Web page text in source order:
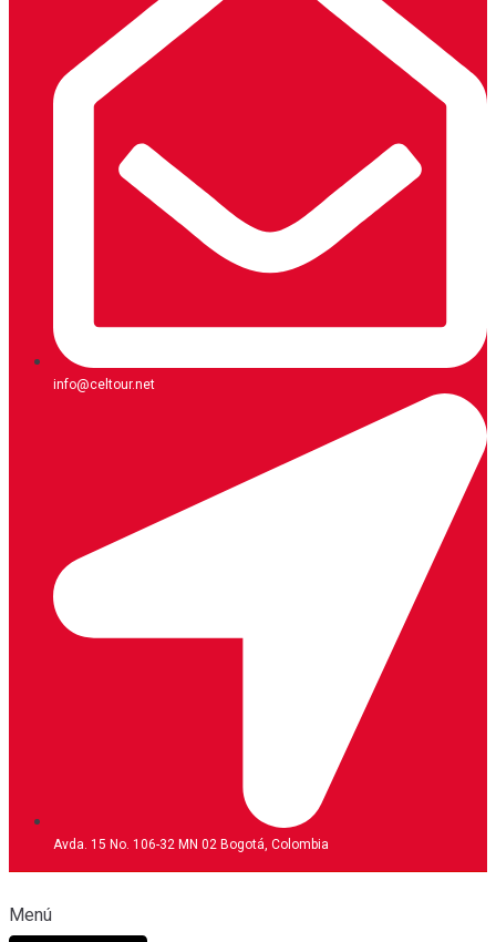
info@celtour.net
Avda. 15 No. 106-32 MN 02 Bogotá, Colombia
Menú